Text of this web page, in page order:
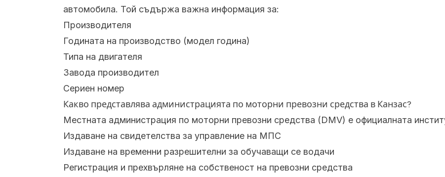
автомобила. Той съдържа важна информация за:
Производителя
Годината на производство (модел година)
Типа на двигателя
Завода производител
Сериен номер
Какво представлява администрацията по моторни превозни средства в Канзас?
Местната администрация по моторни превозни средства (DMV) е официалната
Издаване на свидетелства за управление на МПС
Издаване на временни разрешителни за обучаващи се водачи
Регистрация и прехвърляне на собственост на превозни средства